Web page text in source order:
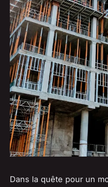
Dans la quête pour un